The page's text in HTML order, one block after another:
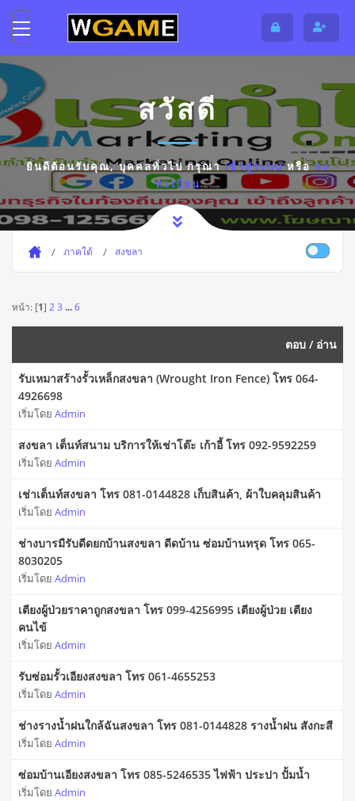
สวัสดี
ยินดีต้อนรับคุณ,บุคคลทั่วไปกรุณาเข้าสู่ระบบหรือลง
ทะเบียน
ภาคใต้ สงขลา
หน้า: [1] 2 3 ...6
ตอบ / อ่าน
รับเหมาสร้างรั้วเหล็กสงขลา (Wrought Iron Fence) โทร 064-
4926698
เริ่มโดย Admin
สงขลา เต็นท์สนาม บริการให้เช่าโต๊ะ เก้าอี้ โทร 092-9592259
เริ่มโดย Admin
เช่าเต็นท์สงขลา โทร 081-0144828 เก็บสินค้า, ผ้าใบคลุมสินค้า
เริ่มโดย Admin
ช่างบารมีรับดีดยกบ้านสงขลา ดีดบ้าน ซ่อมบ้านทรุด โทร 065-
8030205
เริ่มโดย Admin
เตียงผู้ป่วยราคาถูกสงขลา โทร 099-4256995 เตียงผู้ป่วย เตียง
คนไข้
เริ่มโดย Admin
รับซ่อมรั้วเอียงสงขลา โทร 061-4655253
เริ่มโดย Admin
ช่างรางน้ำฝนใกล้ฉันสงขลา โทร 081-0144828 รางน้ำฝน สังกะสี
เริ่มโดย Admin
ซ่อมบ้านเอียงสงขลา โทร 085-5246535 ไฟฟ้า ประปา ปั้มน้ำ
เริ่มโดย Admin